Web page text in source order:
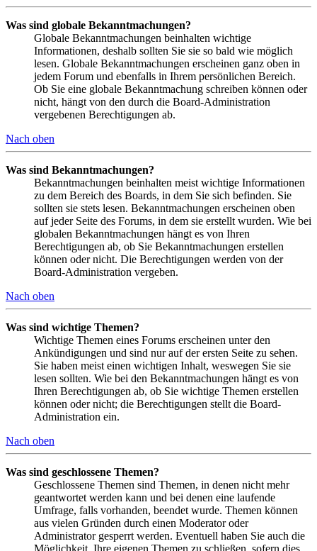
Was sind globale Bekanntmachungen?
Globale Bekanntmachungen beinhalten wichtige
Informationen, deshalb sollten Sie sie so bald wie möglich
lesen. Globale Bekanntmachungen erscheinen ganz oben in
jedem Forum und ebenfalls in Ihrem persönlichen Bereich.
Ob Sie eine globale Bekanntmachung schreiben können oder
nicht, hängt von den durch die Board-Administration
vergebenen Berechtigungen ab.
Nach oben
Was sind Bekanntmachungen?
Bekanntmachungen beinhalten meist wichtige Informationen
zu dem Bereich des Boards, in dem Sie sich befinden. Sie
sollten sie stets lesen. Bekanntmachungen erscheinen oben
auf jeder Seite des Forums, in dem sie erstellt wurden. Wie bei
globalen Bekanntmachungen hängt es von Ihren
Berechtigungen ab, ob Sie Bekanntmachungen erstellen
können oder nicht. Die Berechtigungen werden von der
Board-Administration vergeben.
Nach oben
Was sind wichtige Themen?
Wichtige Themen eines Forums erscheinen unter den
Ankündigungen und sind nur auf der ersten Seite zu sehen.
Sie haben meist einen wichtigen Inhalt, weswegen Sie sie
lesen sollten. Wie bei den Bekanntmachungen hängt es von
Ihren Berechtigungen ab, ob Sie wichtige Themen erstellen
können oder nicht; die Berechtigungen stellt die Board-
Administration ein.
Nach oben
Was sind geschlossene Themen?
Geschlossene Themen sind Themen, in denen nicht mehr
geantwortet werden kann und bei denen eine laufende
Umfrage, falls vorhanden, beendet wurde. Themen können
aus vielen Gründen durch einen Moderator oder
Administrator gesperrt werden. Eventuell haben Sie auch die
Möglichkeit, Ihre eigenen Themen zu schließen, sofern dies